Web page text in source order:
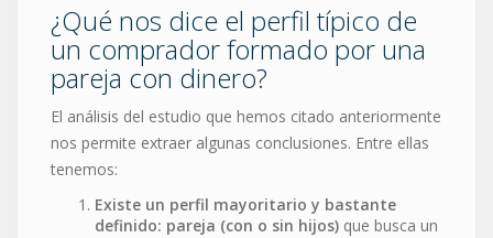
¿Qué nos dice el perfil típico de
un comprador formado por una
pareja con dinero?
El análisis del estudio que hemos citado anteriormente
nos permite extraer algunas conclusiones. Entre ellas
tenemos:
Existe un perfil mayoritario y bastante
definido: pareja (con o sin hijos) que busca un